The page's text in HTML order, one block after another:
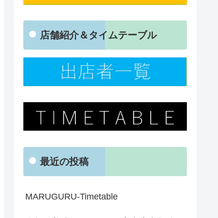
店舗紹介＆タイムテーブル
最近の投稿
MARUGURU-Timetable